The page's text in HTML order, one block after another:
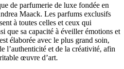
de parfumerie de luxe fondée en
Maack. Les parfums exclusifs
à toutes celles et ceux qui
que sa capacité à éveiller émotions et
élaborée avec le plus grand soin,
l’authenticité et de la créativité, afin
œuvre d’art.